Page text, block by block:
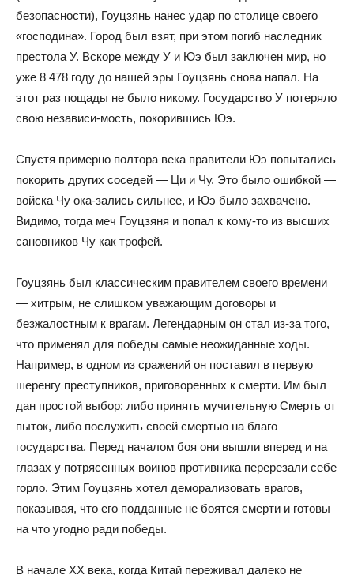
безопасности), Гоуцзянь нанес удар по столице своего
«господина». Город был взят, при этом погиб наследник
престола У. Вскоре между У и Юэ был заключен мир, но
уже 8 478 году до нашей эры Гоуцзянь снова напал. На
этот раз пощады не было никому. Государство У потеряло
свою независи-мость, покорившись Юэ.
Спустя примерно полтора века правители Юэ попытались
покорить других соседей — Ци и Чу. Это было ошибкой —
войска Чу ока-зались сильнее, и Юэ было захвачено.
Видимо, тогда меч Гоуцзяня и попал к кому-то из высших
сановников Чу как трофей.
Гоуцзянь был классическим правителем своего времени
— хитрым, не слишком уважающим договоры и
безжалостным к врагам. Легендарным он стал из-за того,
что применял для победы самые неожиданные ходы.
Например, в одном из сражений он поставил в первую
шеренгу преступников, приговоренных к смерти. Им был
дан простой выбор: либо принять мучительную Смерть от
пыток, либо послужить своей смертью на благо
государства. Перед началом боя они вышли вперед и на
глазах у потрясенных воинов противника перерезали себе
горло. Этим Гоуцзянь хотел деморализовать врагов,
показывая, что его подданные не боятся смерти и готовы
на что угодно ради победы.
В начале XX века, когда Китай переживал далеко не